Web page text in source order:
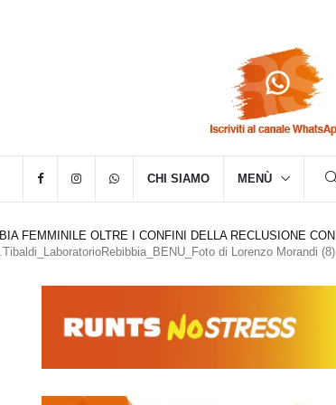
CHI SIAMO MENÙ
FEMMINILE OLTRE I CONFINI DELLA RECLUSIONE CON
di Lorenzo Morandi (8)